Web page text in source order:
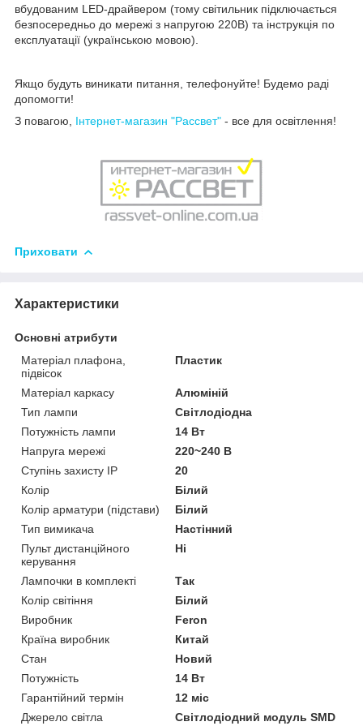
вбудованим LED-драйвером (тому світильник підключається
безпосередньо до мережі з напругою 220В) та інструкція по
експлуатації (українською мовою).
Якщо будуть виникати питання, телефонуйте! Будемо раді
допомогти!
З повагою, Інтернет-магазин "Рассвет" - все для освітлення!
Приховати
Характеристики
Основні атрибути
Матеріал плафона,
підвісок
Пластик
Матеріал каркасу
Алюміній
Тип лампи
Світлодіодна
Потужність лампи
14 Вт
Напруга мережі
220~240 В
Ступінь захисту IP
20
Колір
Білий
Колір арматури (підстави)
Білий
Тип вимикача
Настінний
Пульт дистанційного
керування
Ні
Лампочки в комплекті
Так
Колір світіння
Білий
Виробник
Feron
Країна виробник
Китай
Стан
Новий
Потужність
14 Вт
Гарантійний термін
12 міс
Джерело світла
Світлодіодний модуль SMD